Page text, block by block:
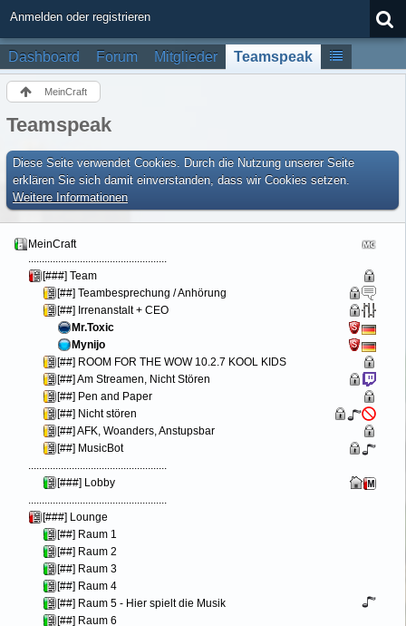
Anmelden oder registrieren
Dashboard Forum Mitglieder Teamspeak
MeinCraft
Teamspeak
Diese Seite verwendet Cookies. Durch die Nutzung unserer Seite
erklären Sie sich damit einverstanden, dass wir Cookies setzen.
Weitere Informationen